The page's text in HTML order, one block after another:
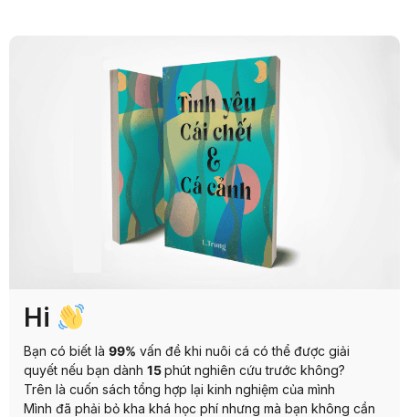
Hi
Bạn có biết là 99% vấn đề khi nuôi cá có thể được giải
quyết nếu bạn dành 15phút nghiên cứu trước không?
Trên là cuốn sách tổng hợp lại kinh nghiệm của mình
Mình đã phải bỏ kha khá học phí nhưng mà bạn không cần